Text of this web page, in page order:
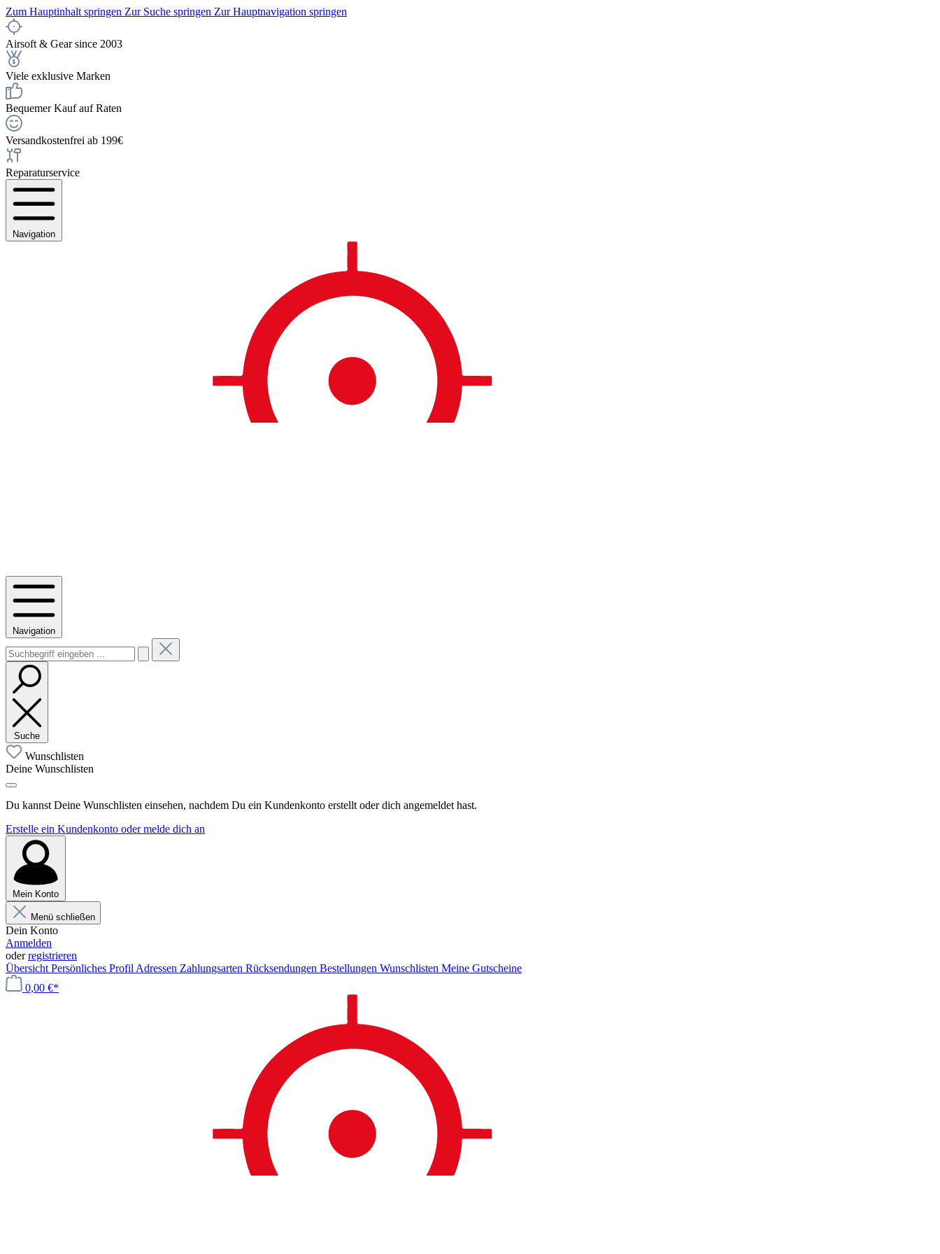
Zum Hauptinhalt springen Zur Suche springen Zur Hauptnavigation springen
Airsoft & Gear since 2003
Viele exklusive Marken
Bequemer Kauf auf Raten
Versandkostenfrei ab 199€
Reparaturservice
Navigation
Navigation
Suche
Wunschlisten
Deine Wunschlisten
Du kannst Deine Wunschlisten einsehen, nachdem Du ein Kundenkonto erstellt oder dich angemeldet hast.
Erstelle ein Kundenkonto oder melde dich an
Mein Konto
Menü schließen
Dein Konto
Anmelden
oderregistrieren
Übersicht Persönliches Profil Adressen Zahlungsarten Rücksendungen Bestellungen Wunschlisten Meine Gutscheine
0,00 €*